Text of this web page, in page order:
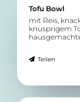
Tofu Bowl
mit Reis,
knusprigem
Teilen